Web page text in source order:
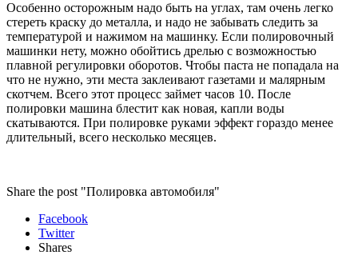
Особенно осторожным надо быть на углах, там очень легко
стереть краску до металла, и надо не забывать следить за
температурой и нажимом на машинку. Если полировочный
машинки нету, можно обойтись дрелью с возможностью
плавной регулировки оборотов. Чтобы паста не попадала на
что не нужно, эти места заклеивают газетами и малярным
скотчем. Всего этот процесс займет часов 10. После
полировки машина блестит как новая, капли воды
скатываются. При полировке руками эффект гораздо менее
длительный, всего несколько месяцев.
Share the post "Полировка автомобиля"
Facebook
Twitter
Shares